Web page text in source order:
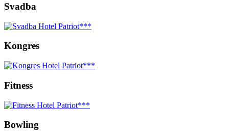
Svadba
Kongres
Fitness
Bowling